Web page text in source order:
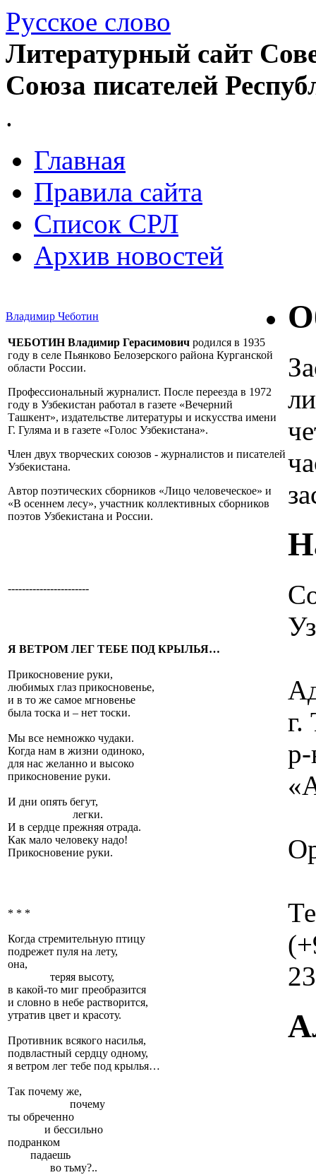
Русское слово
Литературный сайт
Союза писателей
.
Главная
Правила сайта
Список СРЛ
Архив новостей
Владимир Чеботин
ЧЕБОТИН Владимир Герасимович родился в 1935
году в селе Пьянково Белозерского района Курганской
области России.
Профессиональный журналист. После переезда в 1972
году в Узбекистан работал в газете «Вечерний
Ташкент», издательстве литературы и искусства имени
Г. Гуляма и в газете «Голос Узбекистана».
Член двух творческих союзов - журналистов и писателей
Узбекистана.
Автор поэтических сборников «Лицо человеческое» и
«В осеннем лесу», участник коллективных сборников
поэтов Узбекистана и России.
-----------------------
Я ВЕТРОМ ЛЕГ ТЕБЕ ПОД КРЫЛЬЯ…
Прикосновение руки,
любимых глаз прикосновенье,
и в то же самое мгновенье
была тоска и – нет тоски.
Мы все немножко чудаки.
Когда нам в жизни одиноко,
для нас желанно и высоко
прикосновение руки.
И дни опять бегут,
легки.
И в сердце прежняя отрада.
Как мало человеку надо!
Прикосновение руки.
* * *
Когда стремительную птицу
подрежет пуля на лету,
она,
теряя высоту,
в какой-то миг преобразится
и словно в небе растворится,
утратив цвет и красоту.
Противник всякого насилья,
подвластный сердцу одному,
я ветром лег тебе под крылья…
Так почему же,
почему
ты обреченно
и бессильно
подранком
падаешь
во тьму?..